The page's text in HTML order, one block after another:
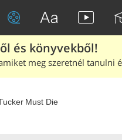
és könyvekből!
meg szeretnél
Must Die